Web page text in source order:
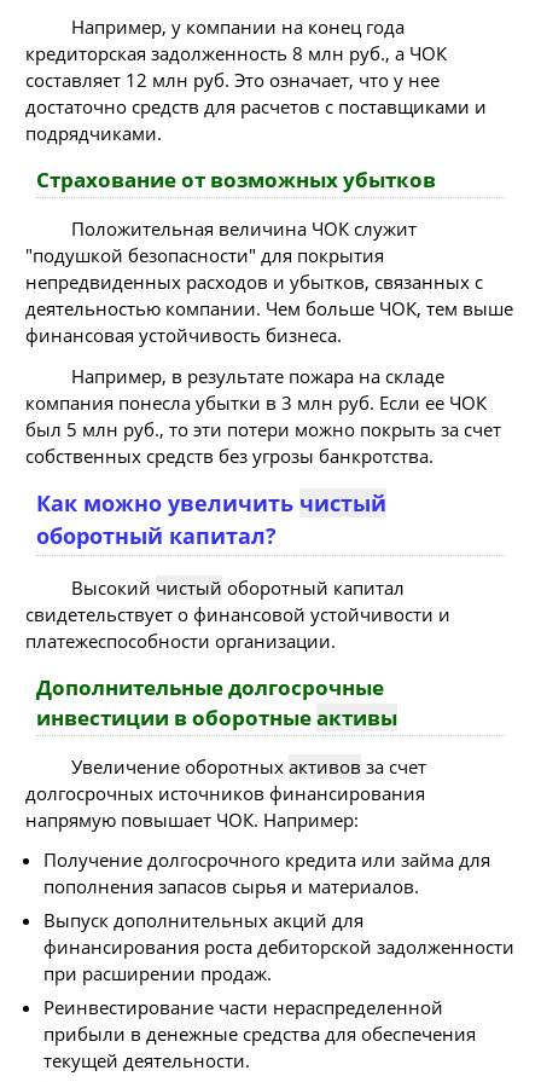
Например, у компании на конец года
кредиторская задолженность 8 млн руб., а ЧОК
составляет 12 млн руб. Это означает, что у нее
достаточно средств для расчетов с поставщиками и
подрядчиками.
Страхование от возможных убытков
Положительная величина ЧОК служит
"подушкой безопасности" для покрытия
непредвиденных расходов и убытков, связанных с
деятельностью компании. Чем больше ЧОК, тем выше
финансовая устойчивость бизнеса.
Например, в результате пожара на складе
компания понесла убытки в 3 млн руб. Если ее ЧОК
был 5 млн руб., то эти потери можно покрыть за счет
собственных средств без угрозы банкротства.
Как можно увеличить чистый
оборотный капитал?
Высокий чистый оборотный капитал
свидетельствует о финансовой устойчивости и
платежеспособности организации.
Дополнительные долгосрочные
инвестиции в оборотныеактивы
Увеличение оборотных активов за счет
долгосрочных источников финансирования
напрямую повышает ЧОК. Например:
Получение долгосрочного кредита или займа для
пополнения запасов сырья и материалов.
Выпуск дополнительных акций для
финансирования роста дебиторской задолженности
при расширении продаж.
Реинвестирование части нераспределенной
прибыли в денежные средства для обеспечения
текущей деятельности.